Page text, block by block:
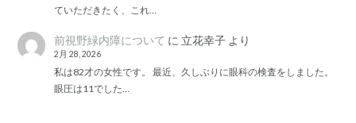
ていただきたく、これ…
前視野緑内障について に 立花幸子より
2月 28, 2026
私は82才の女性です。 最近、久しぶりに眼科の検査をしました。
眼圧は11でした…